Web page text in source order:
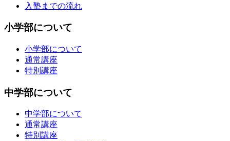
入塾までの流れ
小学部について
小学部について
通常講座
特別講座
中学部について
中学部について
通常講座
特別講座